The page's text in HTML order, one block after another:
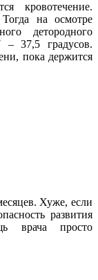
кровотечение.
на осмотре
детородного
– 37,5 градусов.
пока держится
Хуже, если
развития
врача просто